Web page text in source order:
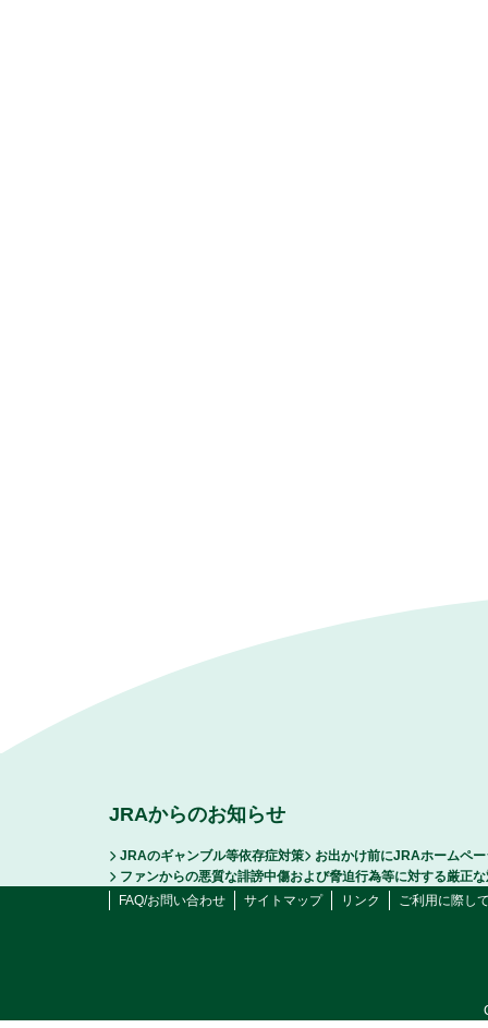
JRAからのお知らせ
JRAのギャンブル等依存症対策
お出かけ前にJRAホームペ
ファンからの悪質な誹謗中傷および脅迫行為等に対する厳正
FAQ/お問い合わせ
サイトマップ リンク ご利用に際し